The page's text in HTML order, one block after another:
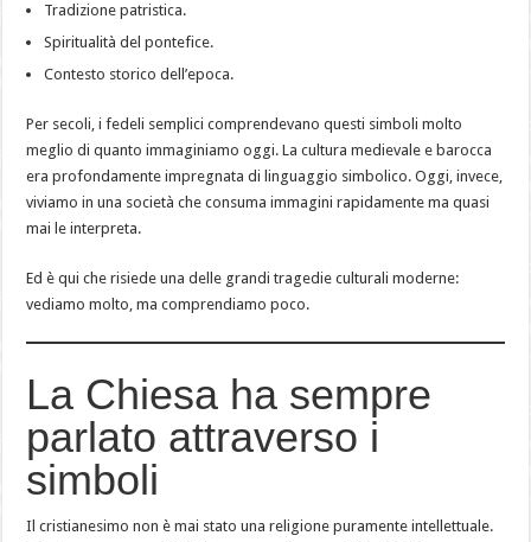
Tradizione patristica.
Spiritualità del pontefice.
Contesto storico dell’epoca.
Per secoli, i fedeli semplici comprendevano questi simboli molto
meglio di quanto immaginiamo oggi. La cultura medievale e barocca
era profondamente impregnata di linguaggio simbolico. Oggi, invece,
viviamo in una società che consuma immagini rapidamente ma quasi
mai le interpreta.
Ed è qui che risiede una delle grandi tragedie culturali moderne:
vediamo molto, ma comprendiamo poco.
La Chiesa ha sempre
parlato attraverso i
simboli
Il cristianesimo non è mai stato una religione puramente intellettuale.